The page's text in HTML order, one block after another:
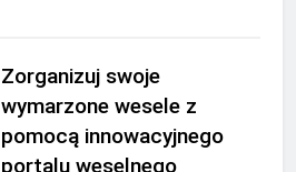
Zorganizuj swoje
wymarzone wesele z
pomocą innowacyjnego
portalu weselnego